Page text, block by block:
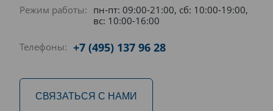
Режим работы: пн-пт: 09:00-21:00, сб: 10:00-19:00,
вс: 10:00-16:00
Телефоны: +7 (495) 137 96 28
СВЯЗАТЬСЯ С НАМИ